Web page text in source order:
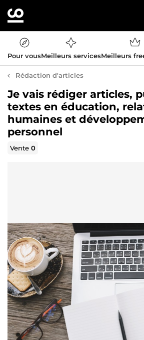
Pour vousMeilleurs servicesMeilleurs
Rédaction d'articles
Je vais rédiger articles,
textes en éducation,
humaines et
personnel
Vente0